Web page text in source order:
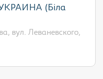
(Біла
вул. Леваневского,